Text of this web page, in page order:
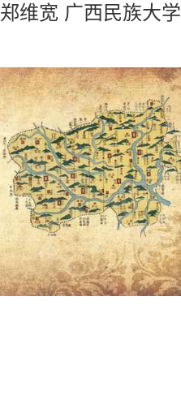
维宽 广西民族大学